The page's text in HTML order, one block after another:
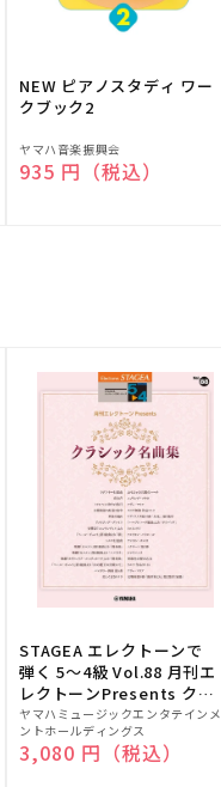
NEW ピアノスタディ ワー
クブック2
販
売
ヤマハ音楽振興会
通常価格
935 円（税込）
STAGEA エレクトーンで
弾く 5～4級 Vol.88 月刊エ
レクトーンPresents クラ
シック名曲集
販
売
元:
ヤマハミュージックエンタテインメ
ントホールディングス
通常価格
3,080 円（税込）